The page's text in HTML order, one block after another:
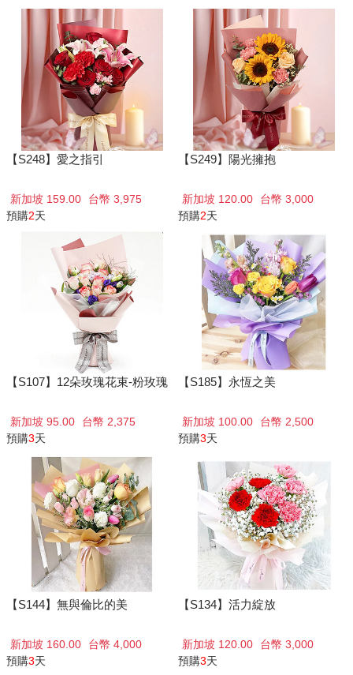
【S248】愛之指引
新加坡 159.00
台幣 3,975
預購2天
【S249】陽光擁抱
新加坡 120.00
台幣 3,000
預購2天
【S107】12朵玫瑰花束-粉玫瑰
新加坡 95.00
台幣 2,375
預購3天
【S185】永恆之美
新加坡 100.00
台幣 2,500
預購3天
【S144】無與倫比的美
新加坡 160.00
台幣 4,000
預購3天
【S134】活力綻放
新加坡 120.00
台幣 3,000
預購3天